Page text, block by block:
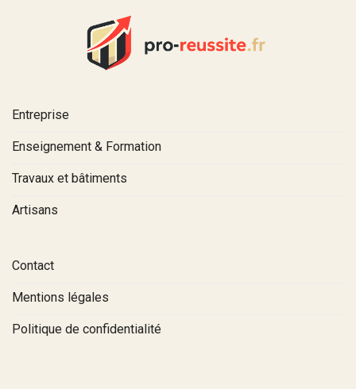
Entreprise
Enseignement & Formation
Travaux et bâtiments
Artisans
Contact
Mentions légales
Politique de confidentialité